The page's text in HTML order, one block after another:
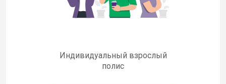
Индивидуальный взрослый
полис